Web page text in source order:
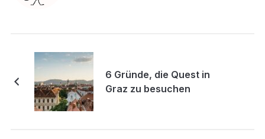
6 Gründe, die Quest in
Graz zu besuchen